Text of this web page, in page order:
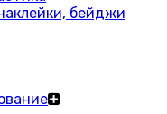
бейджи